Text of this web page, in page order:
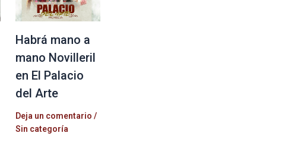
Habrá mano a
mano Novilleril
en El Palacio
del Arte
Deja un comentario /
Sin categoría